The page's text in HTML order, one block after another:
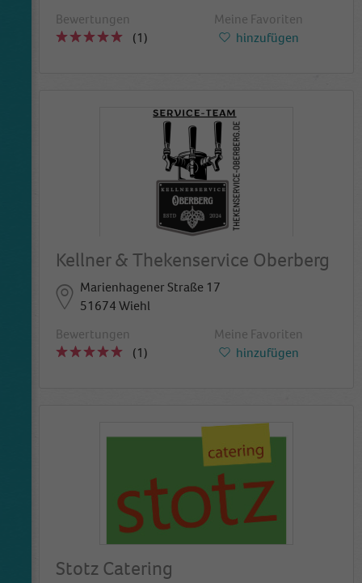
Bewertungen
(1)
Meine Favoriten
hinzufügen
Kellner & Thekenservice Oberberg
Marienhagener Straße 17
51674 Wiehl
Bewertungen
(1)
Meine Favoriten
hinzufügen
Stotz Catering